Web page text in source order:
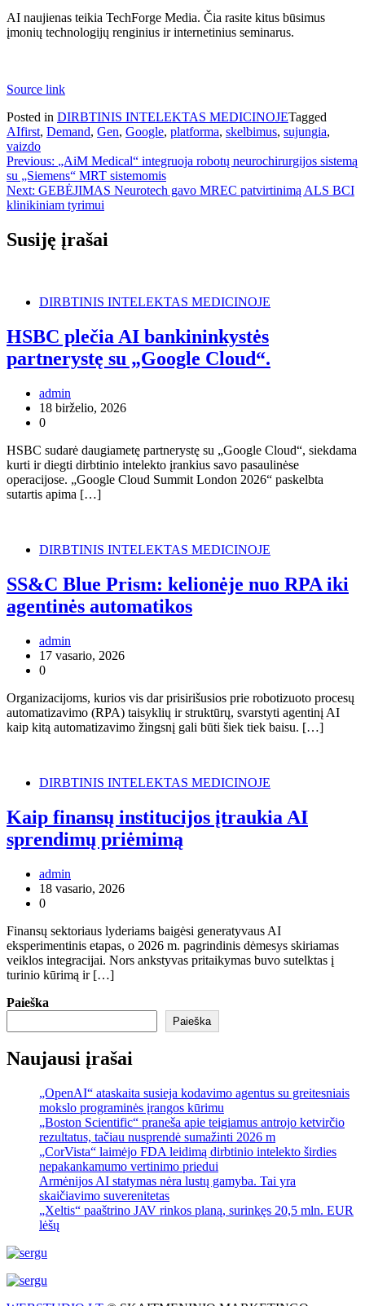
AI naujienas teikia TechForge Media. Čia rasite kitus būsimus
įmonių technologijų renginius ir internetinius seminarus.
Source link
Posted in DIRBTINIS INTELEKTAS MEDICINOJETagged
AIfirst, Demand, Gen, Google, platforma, skelbimus, sujungia,
vaizdo
Navigacija
tarp
įrašų
Previous: „AiM Medical“ integruoja robotų neurochirurgijos sistemą
su „Siemens“ MRT sistemomis
Next: GEBĖJIMAS Neurotech gavo MREC patvirtinimą ALS BCI
klinikiniam tyrimui
Susiję įrašai
DIRBTINIS INTELEKTAS MEDICINOJE
HSBC plečia AI bankininkystės
partnerystę su „Google Cloud“.
admin
18 birželio, 2026
0
HSBC sudarė daugiametę partnerystę su „Google Cloud“, siekdama
kurti ir diegti dirbtinio intelekto įrankius savo pasaulinėse
operacijose. „Google Cloud Summit London 2026“ paskelbta
sutartis apima […]
DIRBTINIS INTELEKTAS MEDICINOJE
SS&C Blue Prism: kelionėje nuo RPA iki
agentinės automatikos
admin
17 vasario, 2026
0
Organizacijoms, kurios vis dar prisirišusios prie robotizuoto procesų
automatizavimo (RPA) taisyklių ir struktūrų, svarstyti agentinį AI
kaip kitą automatizavimo žingsnį gali būti šiek tiek baisu. […]
DIRBTINIS INTELEKTAS MEDICINOJE
Kaip finansų institucijos įtraukia AI
sprendimų priėmimą
admin
18 vasario, 2026
0
Finansų sektoriaus lyderiams baigėsi generatyvaus AI
eksperimentinis etapas, o 2026 m. pagrindinis dėmesys skiriamas
veiklos integracijai. Nors ankstyvas pritaikymas buvo sutelktas į
turinio kūrimą ir […]
Paieška
Paieška
Naujausi įrašai
„OpenAI“ ataskaita susieja kodavimo agentus su greitesniais
mokslo programinės įrangos kūrimu
„Boston Scientific“ praneša apie teigiamus antrojo ketvirčio
rezultatus, tačiau nusprendė sumažinti 2026 m
„CorVista“ laimėjo FDA leidimą dirbtinio intelekto širdies
nepakankamumo vertinimo priedui
Armėnijos AI statymas nėra lustų gamyba. Tai yra
skaičiavimo suverenitetas
„Xeltis“ paaštrino JAV rinkos planą, surinkęs 20,5 mln. EUR
lėšų